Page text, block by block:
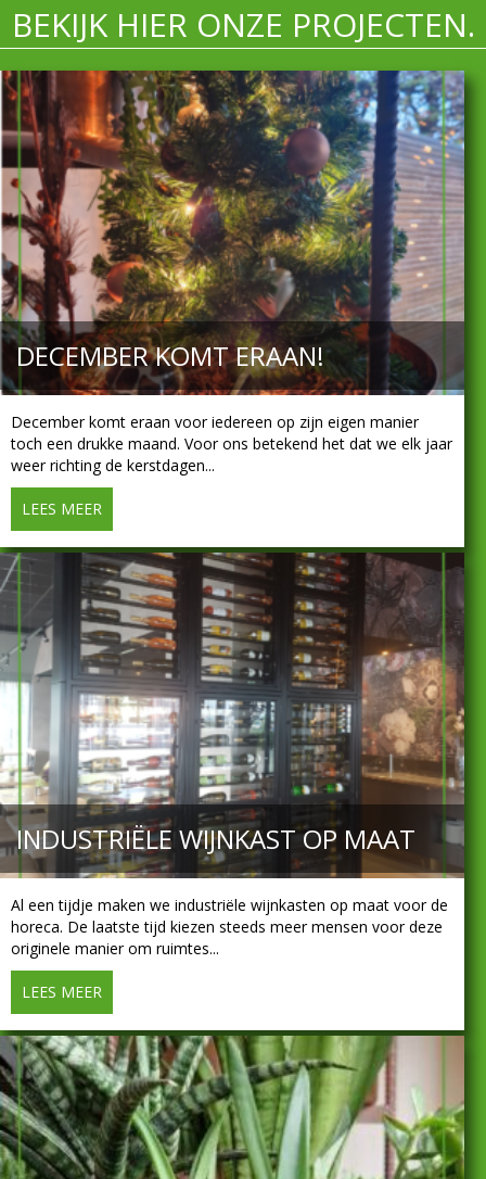
BEKIJK HIER ONZE PROJECTEN.
DECEMBER KOMT ERAAN!
December komt eraan voor iedereen op zijn eigen manier
toch een drukke maand. Voor ons betekend het dat we elk jaar
weer richting de kerstdagen...
LEES MEER
INDUSTRIËLE WIJNKAST OP MAAT
Al een tijdje maken we industriële wijnkasten op maat voor de
horeca. De laatste tijd kiezen steeds meer mensen voor deze
originele manier om ruimtes...
LEES MEER